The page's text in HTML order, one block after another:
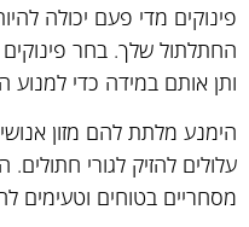
פינוקים מדי פעם יכולה
החתלתול שלך. בחר פינוקים
ותן אותם במידה כדי למנוע
הימנע מלתת להם מזון
עלולים להזיק לגורי
מסחריים בטוחים וטעימים